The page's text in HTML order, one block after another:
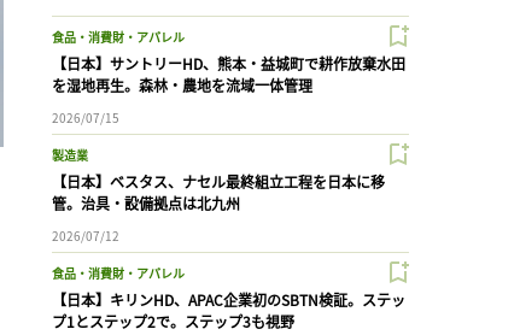
食品・消費財・アパレル
【日本】サントリーHD、熊本・益城町で耕作放棄水田
を湿地再生。森林・農地を流域一体管理
2026/07/15
製造業
【日本】ベスタス、ナセル最終組立工程を日本に移
管。治具・設備拠点は北九州
2026/07/12
食品・消費財・アパレル
【日本】キリンHD、APAC企業初のSBTN検証。ステッ
プ1とステップ2で。ステップ3も視野